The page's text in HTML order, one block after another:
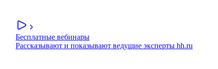
Бесплатные вебинары
Рассказывают и показывают ведущие эксперты hh.ru